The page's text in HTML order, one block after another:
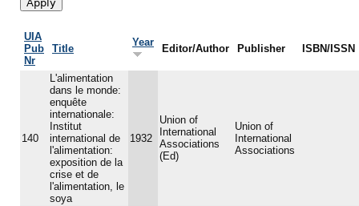
UIA
Pub
Nr
Title
Year
Editor/Author Publisher ISBN/ISSN
140
L'alimentation
dans le monde:
enquête
internationale:
Institut
international de
l'alimentation:
exposition de la
crise et de
l'alimentation, le
soya
1932
Union of
International
Associations
(Ed)
Union of
International
Associations